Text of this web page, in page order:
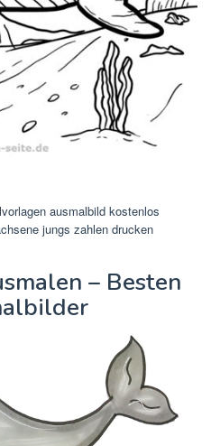
ausmalbild kostenlos
jungs zahlen drucken
– Besten